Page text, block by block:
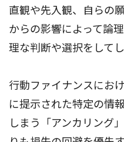
直観や先入観、自らの
からの影響によって論
理な判断や選択をして
行動ファイナンスにお
に提示された特定の情
しまう「アンカリング